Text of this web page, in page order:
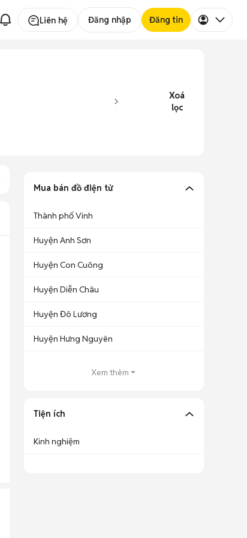
Liên hệ Đăng nhập Đăng tin
Xoá
lọc
Mua bán đồ điện tử
Thành phố Vinh
Huyện Anh Sơn
Huyện Con Cuông
Huyện Diễn Châu
Huyện Đô Lương
Huyện Hưng Nguyên
Xem thêm
Tiện ích
Kinh nghiệm